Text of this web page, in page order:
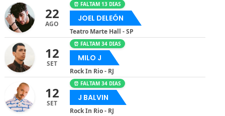
22
AGO
⏰ FALTAM 13 DIAS
JOEL DELEÓN
Teatro Marte Hall - SP
12
SET
⏰ FALTAM 34 DIAS
MILO J
Rock In Rio - RJ
12
SET
⏰ FALTAM 34 DIAS
J BALVIN
Rock In Rio - RJ